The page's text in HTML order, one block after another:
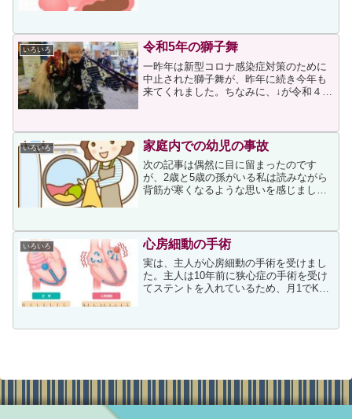
す。快適な排便には、意識して水分を多
く取ることが必要です記事で...
いろいろ 令和5年の獅子舞
一昨年は新型コロナ感染症対策のために
中止された獅子舞が、昨年に続き今年も
来てくれました。ちなみに、↓が令和４年
ます。元気をもらった獅子舞ですが、昨
年に続き今年も子供の踊...
いろいろ 家庭内での幼児の事故
次の記事は偶然に目に留まったのです
が、2歳と5歳の孫がいる私は読みながら
背筋が寒くなるような思いを感じまし
国や韓国でも、同様に子どもが洗濯槽に
閉じ込められて死亡する事故...
いろいろ 心房細動の手術
実は、主人が心房細動の手術を受けまし
た。主人は10年前に狭心症の手術を受け
てステントを入れているため、月1でK病
診した際に「8月19日に入院、20日手